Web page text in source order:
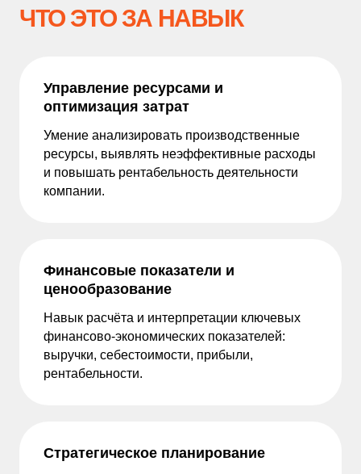
ЧТО ЭТО ЗА НАВЫК
Управление ресурсами и
оптимизация затрат
Умение анализировать производственные
ресурсы, выявлять неэффективные расходы
и повышать рентабельность деятельности
компании.
Финансовые показатели и
ценообразование
Навык расчёта и интерпретации ключевых
финансово-экономических показателей:
выручки, себестоимости, прибыли,
рентабельности.
Стратегическое планирование